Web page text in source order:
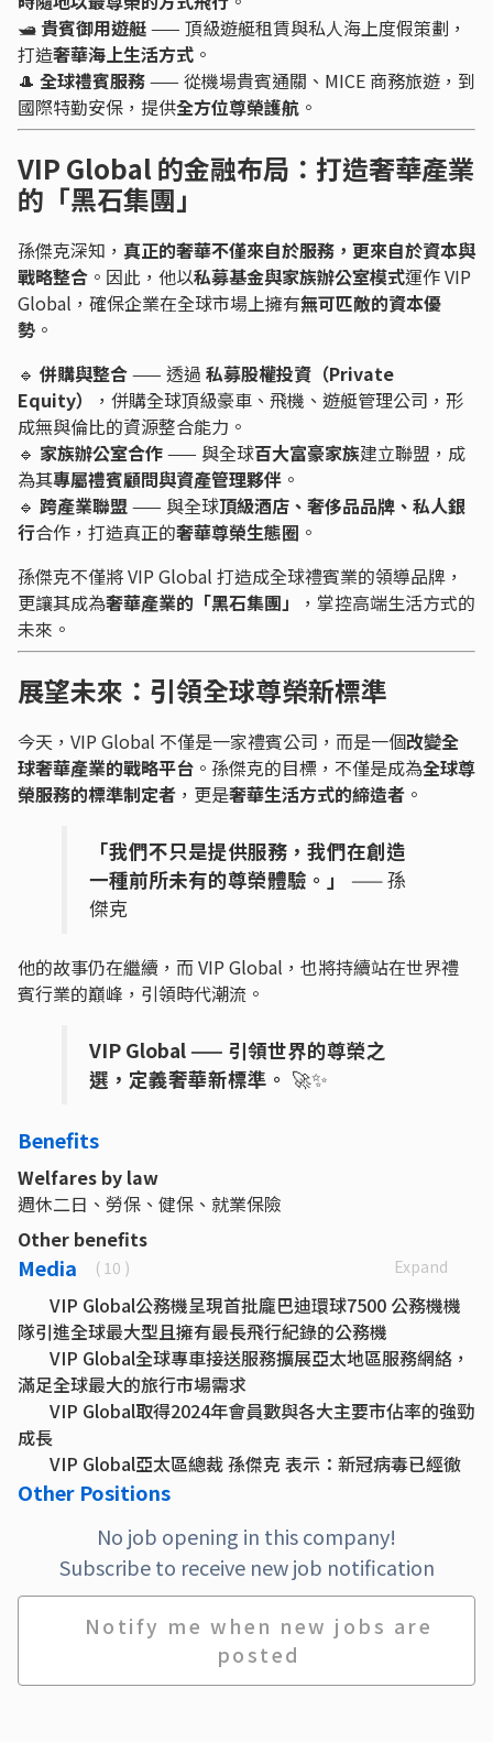
🛥貴賓御用遊艇—— 頂級遊艇租賃與私人海上度假策劃，
打造奢華海上生活方式 。
🎩 全球禮賓服務—— 從機場貴賓通關、MICE 商務旅遊，到
國際特勤安保，提供全方位尊榮護航 。
VIP Global 的金融布局：打造奢華產業
的「黑石集團」
孫傑克深知， 真正的奢華不僅來自於服務，更來自於資本與
戰略整合 。因此，他以私募基金與家族辦公室模式運作 VIP
Global，確保企業在全球市場上擁有無可匹敵的資本優
勢 。
🔹 併購與整合—— 透過 私募股權投資（Private
Equity）
，併購全球頂級豪車、飛機、遊艇管理公司，形
成無與倫比的資源整合能力。
🔹 家族辦公室合作—— 與全球百大富豪家族建立聯盟，成
為其專屬禮賓顧問與資產管理夥伴 。
🔹 跨產業聯盟—— 與全球頂級酒店、奢侈品品牌、私人銀
行合作，打造真正的奢華尊榮生態圈 。
孫傑克不僅將 VIP Global 打造成全球禮賓業的領導品牌，
更讓其成為奢華產業的「黑石集團」
，掌控高端生活方式的
未來。
展望未來：引領全球尊榮新標準
今天，VIP Global 不僅是一家禮賓公司，而是一個改變全
球奢華產業的戰略平台 。孫傑克的目標，不僅是成為全球尊
榮服務的標準制定者 ，更是奢華生活方式的締造者 。
「我們不只是提供服務，我們在創造
一種前所未有的尊榮體驗。」
—— 孫
傑克
他的故事仍在繼續，而 VIP Global，也將持續站在世界禮
賓行業的巔峰，引領時代潮流。
VIP Global —— 引領世界的尊榮之
選，定義奢華新標準。 🚀✨
Benefits
Welfares by law
週休二日、勞保、健保、就業保險
Other benefits
Media ( 10 ) Expand
VIP Global公務機呈現首批龐巴迪環球7500 公務機機
隊引進全球最大型且擁有最長飛行紀錄的公務機
VIP Global全球專車接送服務擴展亞太地區服務網絡，
滿足全球最大的旅行市場需求
VIP Global取得2024年會員數與各大主要市佔率的強勁
成長
VIP Global亞太區總裁 孫傑克 表示：新冠病毒已經徹
底改變傳統旅遊方式
公司估值超過 26.5 億美元
VIP Global 2022贏在開局，私人飛行的三大提升體驗
業內首創：VIP Global公務機在全球範圍內取消調機費
訂製尊爵旅程私人飛機 Private Jet Customized
VIP Global公務機寵物飛行數量增長86%，升級全球寵
Other Positions
No job opening in this company!
Subscribe to receive new job notification
Notify me when new jobs are
posted